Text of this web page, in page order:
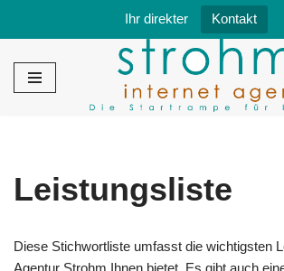
Ihr direkter Kontakt
Zum
Leistungsliste
Diese Stichwortliste umfasst die wichtigsten
Agentur Strohm Ihnen bietet. Es gibt auch